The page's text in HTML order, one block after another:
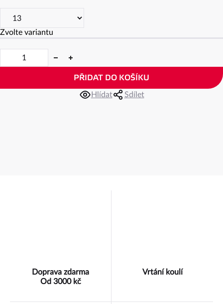
Zvolte variantu
PŘIDAT DO KOŠÍKU
Hlídat Sdílet
Doprava zdarma
Od 3000 kč
Vrtání koulí